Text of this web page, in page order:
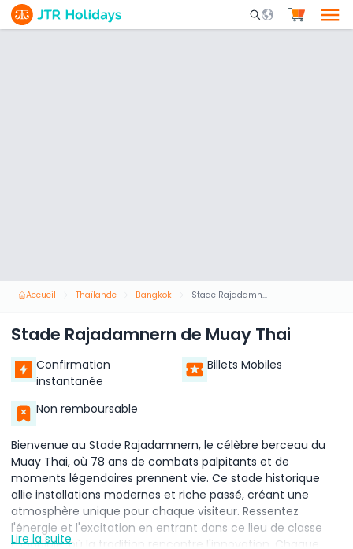
Mobile Search
Accueil Thaïlande Bangkok Stade Rajadamnern de Muay Thai
Stade Rajadamnern de Muay Thai
Confirmation
instantanée
Billets Mobiles
Non remboursable
Bienvenue au Stade Rajadamnern, le célèbre berceau du
Muay Thai, où 78 ans de combats palpitants et de
moments légendaires prennent vie. Ce stade historique
allie installations modernes et riche passé, créant une
atmosphère unique pour chaque visiteur. Ressentez
l'énergie et l'excitation en entrant dans ce lieu de classe
mondiale, où la tradition rencontre l'innovation. Chaque
Lire la suite